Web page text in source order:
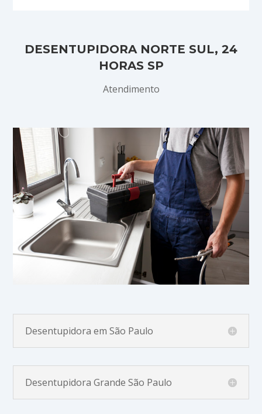
DESENTUPIDORA NORTE SUL, 24
HORAS SP
Atendimento
Desentupidora em São Paulo
Desentupidora Grande São Paulo